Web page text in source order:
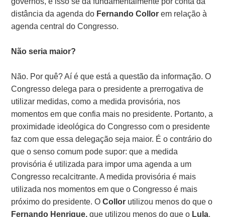
distância da agenda do Fernando Collor em relação à
agenda central do Congresso.
Não seria maior?
Não. Por quê? Aí é que está a questão da informação. O
Congresso delega para o presidente a prerrogativa de
utilizar medidas, como a medida provisória, nos
momentos em que confia mais no presidente. Portanto, a
proximidade ideológica do Congresso com o presidente
faz com que essa delegação seja maior. É o contrário do
que o senso comum pode supor: que a medida
provisória é utilizada para impor uma agenda a um
Congresso recalcitrante. A medida provisória é mais
utilizada nos momentos em que o Congresso é mais
próximo do presidente. OCollor utilizou menos do que o
Fernando Henrique, que utilizou menos do que o Lula.